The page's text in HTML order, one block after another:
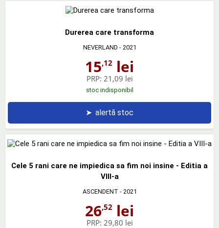
Durerea care transforma
NEVERLAND - 2021
15,12 lei
PRP: 21,09 lei
stoc indisponibil
➤ alertă stoc
Cele 5 rani care ne impiedica sa fim noi insine - Editia a
VIII-a
ASCENDENT - 2021
26,52 lei
PRP: 29,80 lei